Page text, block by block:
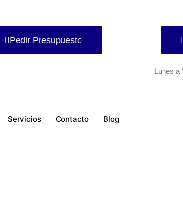
Pedir Presupuesto
Lunes a
Servicios Contacto Blog